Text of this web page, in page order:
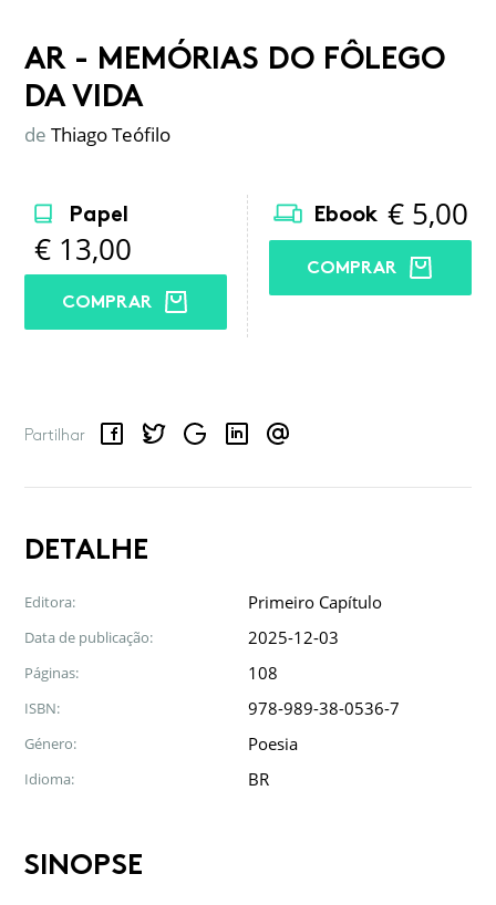
AR - MEMÓRIAS DO FÔLEGO
DA VIDA
de Thiago Teófilo
Papel
€ 13,00
COMPRAR
Ebook € 5,00
COMPRAR
Partilhar
FacebookTwitterGoogle LinkedInEmail
DETALHE
Editora: Primeiro Capítulo
Data de publicação: 2025-12-03
Páginas: 108
ISBN: 978-989-38-0536-7
Género: Poesia
Idioma: BR
SINOPSE